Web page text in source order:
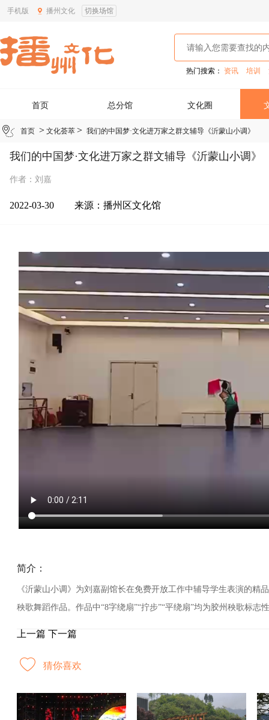
手机版 播州文化 切换场馆
热门搜索： 资讯 培训
首页 总分馆 文化圈
首页 > 文化荟萃 > 我们的中国梦·文化进万家之群文辅导《沂蒙山小调》
我们的中国梦·文化进万家之群文辅导《沂蒙山小调》
作者：刘嘉
2022-03-30 来源： 播州区文化馆
简介：
《沂蒙山小调》为刘嘉副馆长在免费开放工作中辅导学生表演的精
秧歌舞蹈作品。作品中“8字绕扇”“拧步”“平绕扇”均为胶州秧歌标志
上一篇 下一篇
猜你喜欢